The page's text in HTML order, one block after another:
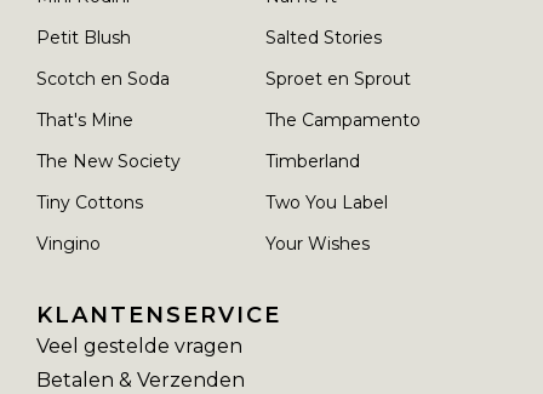
Petit Blush
Salted Stories
Scotch en Soda
Sproet en Sprout
That's Mine
The Campamento
The New Society
Timberland
Tiny Cottons
Two You Label
Vingino
Your Wishes
KLANTENSERVICE
Veel gestelde vragen
Betalen & Verzenden